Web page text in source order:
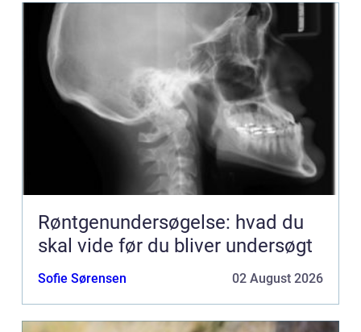
Røntgenundersøgelse: hvad du
skal vide før du bliver undersøgt
Sofie Sørensen 02 August 2026